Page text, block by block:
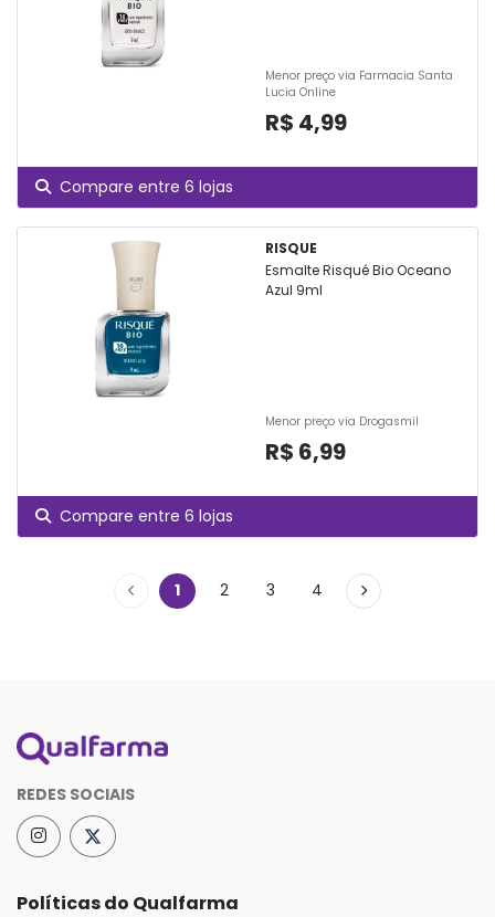
Menor preço via Farmacia Santa
Lucia Online
R$ 4,99
Compare entre 6 lojas
RISQUE
Esmalte Risqué Bio Oceano
Azul 9ml
Menor preço via Drogasmil
R$ 6,99
Compare entre 6 lojas
1 2 3 4
REDES SOCIAIS
Políticas do Qualfarma